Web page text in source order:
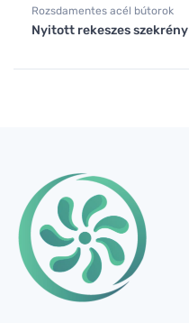
Rozsdamentes acél bútorok
Nyitott rekeszes szekrény